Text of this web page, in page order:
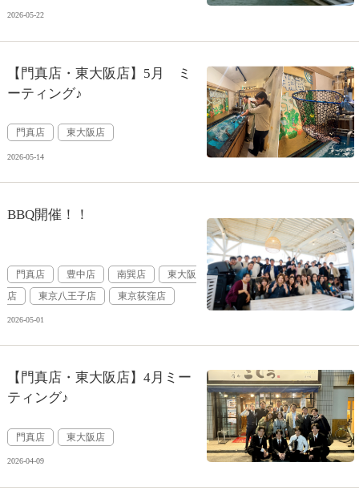
2026-05-22
【門真店・東大阪店】5月 ミ
ーティング♪
門真店 東大阪店
2026-05-14
BBQ開催！！
門真店 豊中店 南巽店
東大阪
店
東京八王子店 東京荻窪店
2026-05-01
【門真店・東大阪店】4月ミー
ティング♪
門真店 東大阪店
2026-04-09